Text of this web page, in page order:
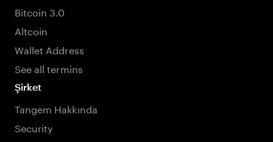
Bitcoin 3.0
Altcoin
Wallet Address
See all termins
Şirket
Tangem Hakkında
Security